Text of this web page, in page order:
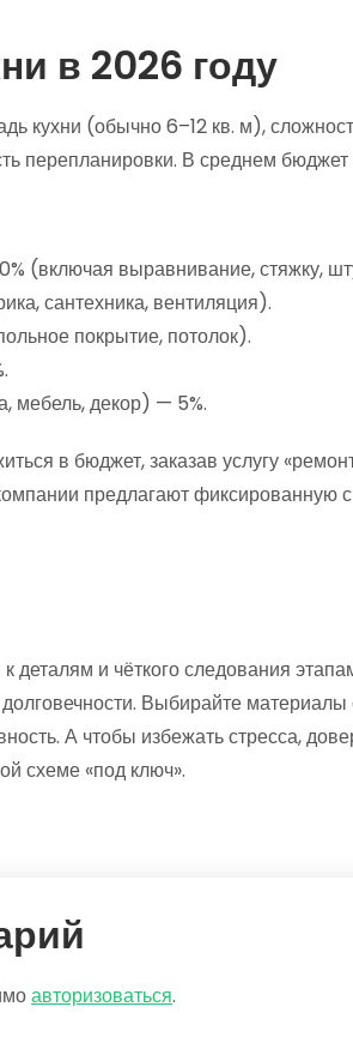
в 2026 году
кухни (обычно 6–12 кв. м),
перепланировки. В среднем
(включая выравнивание, стяжку,
сантехника, вентиляция).
покрытие, потолок).
мебель, декор) — 5%.
в бюджет, заказав услугу
предлагают фиксированную
деталям и чёткого следования
Выбирайте материалы
А чтобы избежать стресса,
схеме «под ключ».
авторизоваться.